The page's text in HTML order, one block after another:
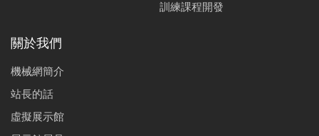
訓練課程開發
關於我們
機械網簡介
站長的話
虛擬展示館